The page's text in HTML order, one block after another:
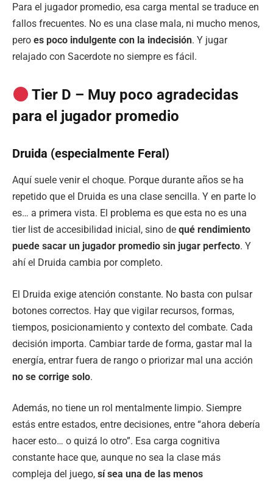
Para el jugador promedio, esa carga mental se traduce en
fallos frecuentes. No es una clase mala, ni mucho menos,
pero es poco indulgente con la indecisión. Y jugar
relajado con Sacerdote no siempre es fácil.
Tier D – Muy poco agradecidas
para el jugador promedio
Druida (especialmente Feral)
Aquí suele venir el choque. Porque durante años se ha
repetido que el Druida es una clase sencilla. Y en parte lo
es… a primera vista. El problema es que esta no es una
tier list de accesibilidad inicial, sino de qué rendimiento
puede sacar un jugador promedio sin jugar perfecto. Y
ahí el Druida cambia por completo.
El Druida exige atención constante. No basta con pulsar
botones correctos. Hay que vigilar recursos, formas,
tiempos, posicionamiento y contexto del combate. Cada
decisión importa. Cambiar tarde de forma, gastar mal la
energía, entrar fuera de rango o priorizar mal una acción
no se corrige solo.
Además, no tiene un rol mentalmente limpio. Siempre
estás entre estados, entre decisiones, entre “ahora debería
hacer esto… o quizá lo otro”. Esa carga cognitiva
constante hace que, aunque no sea la clase más
compleja del juego, sí sea una de las menos